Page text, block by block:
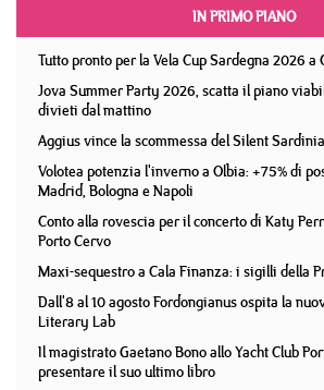
IN PRIMO PIANO
Tutto pronto per la Vela Cup Sardegna 2026 a
Jova Summer Party 2026, scatta il piano
divieti dal mattino
Aggius vince la scommessa del Silent
Volotea potenzia l'inverno a Olbia: +75% di
Madrid, Bologna e Napoli
Conto alla rovescia per il concerto di Katy
Porto Cervo
Maxi-sequestro a Cala Finanza: i sigilli della
Dall'8 al 10 agosto Fordongianus ospita la
Literary Lab
Il magistrato Gaetano Bono allo Yacht Club
presentare il suo ultimo libro